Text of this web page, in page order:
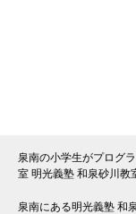
全国の小
泉南の小学生がプログ
室 明光義塾 和泉砂川教
泉南にある明光義塾 和